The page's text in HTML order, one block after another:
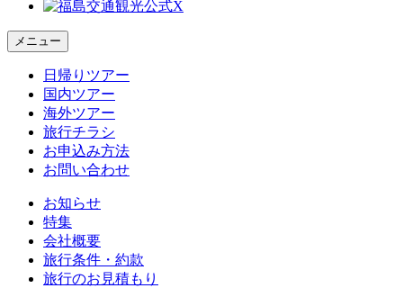
メニュー
日帰りツアー
国内ツアー
海外ツアー
旅行チラシ
お申込み方法
お問い合わせ
お知らせ
特集
会社概要
旅行条件・約款
旅行のお見積もり